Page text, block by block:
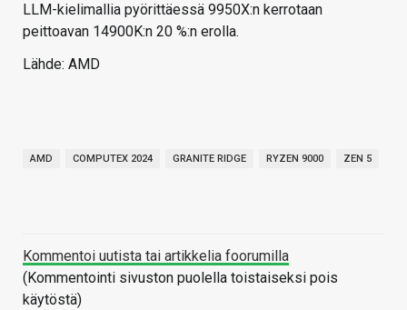
LLM-kielimallia pyörittäessä 9950X:n kerrotaan
peittoavan 14900K:n 20 %:n erolla.
Lähde: AMD
AMD COMPUTEX 2024 GRANITE RIDGE RYZEN 9000 ZEN 5
Kommentoi uutista tai artikkelia foorumilla
(Kommentointi sivuston puolella toistaiseksi pois
käytöstä)